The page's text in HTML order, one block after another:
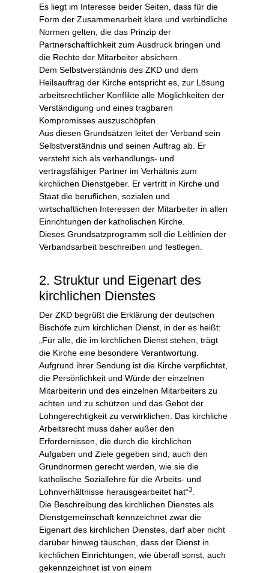
Es liegt im Interesse beider Seiten, dass für die
Form der Zusammenarbeit klare und verbindliche
Normen gelten, die das Prinzip der
Partnerschaftlichkeit zum Ausdruck bringen und
die Rechte der Mitarbeiter absichern.
Dem Selbstverständnis des ZKD und dem
Heilsauftrag der Kirche entspricht es, zur Lösung
arbeitsrechtlicher Konflikte alle Möglichkeiten der
Verständigung und eines tragbaren
Kompromisses auszuschöpfen.
Aus diesen Grundsätzen leitet der Verband sein
Selbstverständnis und seinen Auftrag ab. Er
versteht sich als verhandlungs- und
vertragsfähiger Partner im Verhältnis zum
kirchlichen Dienstgeber. Er vertritt in Kirche und
Staat die beruflichen, sozialen und
wirtschaftlichen Interessen der Mitarbeiter in allen
Einrichtungen der katholischen Kirche.
Dieses Grundsatzprogramm soll die Leitlinien der
Verbandsarbeit beschreiben und festlegen.
2. Struktur und Eigenart des
kirchlichen Dienstes
Der ZKD begrüßt die Erklärung der deutschen
Bischöfe zum kirchlichen Dienst, in der es heißt:
„Für alle, die im kirchlichen Dienst stehen, trägt
die Kirche eine besondere Verantwortung.
Aufgrund ihrer Sendung ist die Kirche verpflichtet,
die Persönlichkeit und Würde der einzelnen
Mitarbeiterin und des einzelnen Mitarbeiters zu
achten und zu schützen und das Gebot der
Lohngerechtigkeit zu verwirklichen. Das kirchliche
Arbeitsrecht muss daher außer den
Erfordernissen, die durch die kirchlichen
Aufgaben und Ziele gegeben sind, auch den
Grundnormen gerecht werden, wie sie die
katholische Soziallehre für die Arbeits- und
Lohnverhältnisse herausgearbeitet hat“3
Die Beschreibung des kirchlichen Dienstes als
Dienstgemeinschaft kennzeichnet zwar die
Eigenart des kirchlichen Dienstes, darf aber nicht
darüber hinweg täuschen, dass der Dienst in
kirchlichen Einrichtungen, wie überall sonst, auch
gekennzeichnet ist von einem